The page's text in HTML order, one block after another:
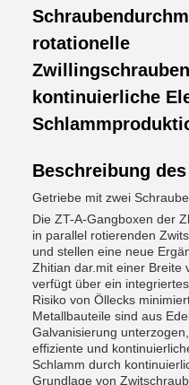
rotationelle
kontinuierliche
Beschreibung
Getriebe mit zwei
Die ZT-A-Gangboxen der
in parallel rotierenden
und stellen eine neue
Zhitian dar.mit einer Breite
verfügt über ein
Risiko von Öllecks
Metallbauteile sind aus
Galvanisierung
effiziente und
Schlamm durch
Grundlage von